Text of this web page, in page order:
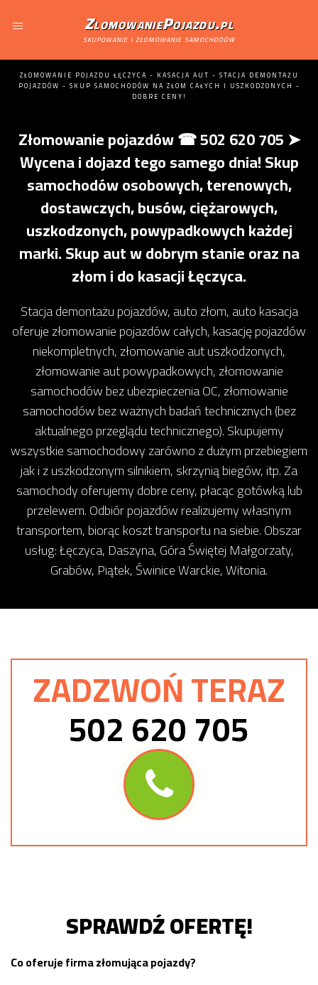
ZlomowaniePojazdu.pl
skupowanie i złomowanie samochodów
ZŁOMOWANIE POJAZDU ŁĘCZYCA - KASACJA AUT - STACJA DEMONTAŻU
POJAZDÓW - SKUP SAMOCHODÓW NA ZŁOM CAŁYCH I USZKODZONYCH -
DOBRE CENY!
Złomowanie pojazdów ☎ 502 620 705 ➤
Wycena i dojazd tego samego dnia! Skup
samochodów osobowych, terenowych,
dostawczych, busów, ciężarowych,
uszkodzonych, powypadkowych każdej
marki. Skup aut w dobrym stanie oraz na
złom i do kasacji Łęczyca.
Stacja demontażu pojazdów, auto złom, auto kasacja
oferuje złomowanie pojazdów całych, kasację pojazdów
niekompletnych, złomowanie aut uszkodzonych,
złomowanie aut powypadkowych, złomowanie
samochodów bez ubezpieczenia OC, złomowanie
samochodów bez ważnych badań technicznych (bez
aktualnego przeglądu technicznego). Skupujemy
wszystkie samochodowy zarówno z dużym przebiegiem
jak i z uszkodzonym silnikiem, skrzynią biegów, itp. Za
samochody oferujemy dobre ceny, płacąc gotówką lub
przelewem. Odbiór pojazdów realizujemy własnym
transportem, biorąc koszt transportu na siebie. Obszar
usług: Łęczyca, Daszyna, Góra Świętej Małgorzaty,
Grabów, Piątek, Świnice Warckie, Witonia.
ZADZWOŃ TERAZ
502 620 705
SPRAWDŹ OFERTĘ!
Co oferuje firma złomująca pojazdy?